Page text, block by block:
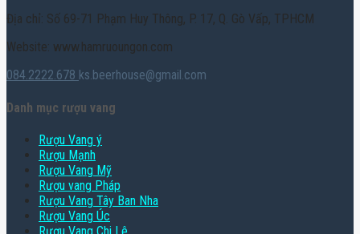
Địa chỉ: Số 69-71 Phạm Huy Thông, P. 17, Q. Gò Vấp, TPHCM
Website: www.hamruoungon.com
084.2222.678 ks.beerhouse@gmail.com
Danh mục rượu vang
Rượu Vang ý
Rượu Mạnh
Rượu Vang Mỹ
Rượu vang Pháp
Rượu Vang Tây Ban Nha
Rượu Vang Úc